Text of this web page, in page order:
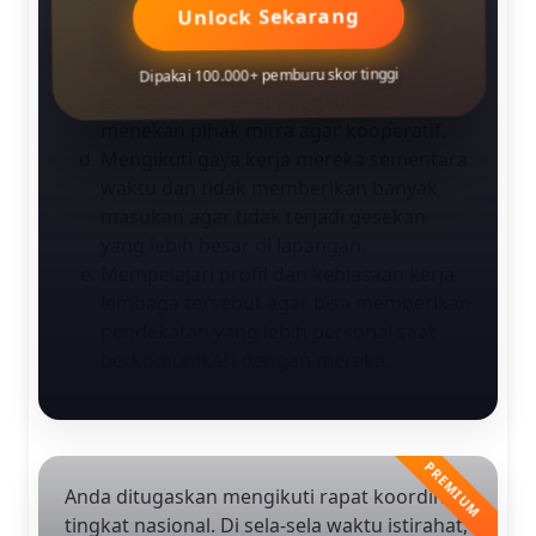
kerja kedua pihak.
Melaporkan hambatan koordinasi ini
kepada pimpinan agar dilakukan
Unlock Sekarang
Dipakai 100.000+ pemburu skor tinggi
Anda ditugaskan mengikuti rapat koordinasi
tingkat nasional. Di sela-sela waktu istirahat,